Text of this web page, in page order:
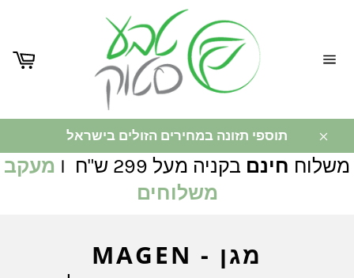
תוספי תזונה במחירים הזולים בישראל
משלוח חינם בקניה מעל 299 ש"ח I
מעקב
משלוחים
מגן - MAGEN